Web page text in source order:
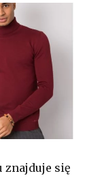
znajduje się